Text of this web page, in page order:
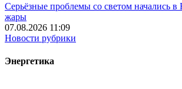
Серьёзные проблемы со светом начались в
жары
07.08.2026 11:09
Новости рубрики
Энергетика